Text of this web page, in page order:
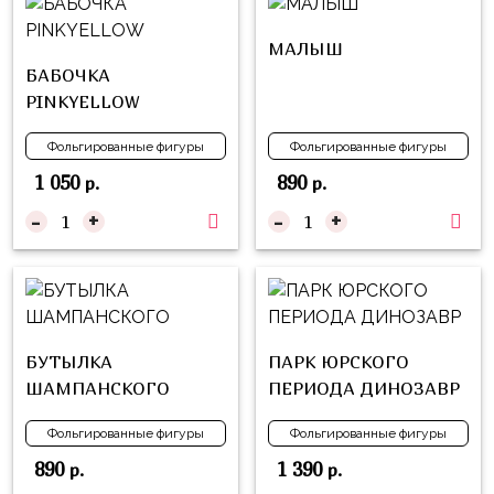
БАБОЧКА
PINKYELLOW
Фольгированные фигуры
1 050р.
- +
МАЛЫШ
Фольгированные фигуры
890р.
- +
БУТЫЛКА
ШАМПАНСКОГО
Фольгированные фигуры
890р.
ПАРК ЮРСКОГО
ПЕРИОДА ДИНОЗАВР
Фольгированные фигуры
1 390р.
из
Цифры
Шары
с
декором
Большие
шары
Ходячие
фигуры
Коробка-
сюрприз
Бизнес
Индивидуальная
Пони
Буба
Лунтик
Чебурашка
Черепашки-
ниндзя
Фиксики
Котэ
Принцессы
Микки